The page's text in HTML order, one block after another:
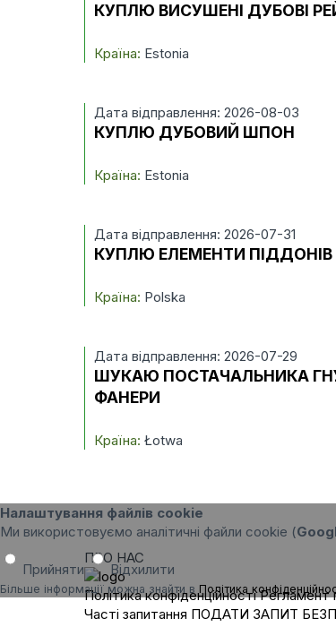
КУПЛЮ ВИСУШЕНІ ДУБОВІ
Країна: Estonia
Дата відправлення: 2026-08-03
КУПЛЮ ДУБОВИЙ ШПОН
Країна: Estonia
Дата відправлення: 2026-07-31
КУПЛЮ ЕЛЕМЕНТИ ПІДДОНІВ
Країна: Polska
Дата відправлення: 2026-07-29
ШУКАЮ ПОСТАЧАЛЬНИКА
ФАНЕРИ
Країна: Łotwa
Налаштування файлів cookie
Ми використовуємо аналітичні файли cookie (
Прийняти Відхилити
Більше інформації можна знайти в Політика
ПРО НАС
Політика конфіденційності Регламент
Часті запитання ПОДАТИ ЗАПИТ